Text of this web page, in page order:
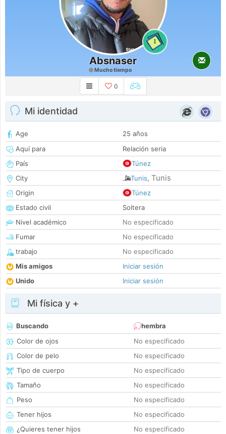
1
Absnaser
Mucho tiempo
0
Mi identidad
Age
25 años
Aquí para
Relación seria
País
Túnez
City
Tunis, Tunis
Origin
Túnez
Estado civil
Soltera
Nivel académico
No especificado
Fumar
No especificado
trabajo
No especificado
Mis amigos
Iniciar sesión
Unido
Iniciar sesión
Mi física y +
Buscando
hembra
Color de ojos
No especificado
Color de pelo
No especificado
Tipo de cuerpo
No especificado
Tamaño
No especificado
Peso
No especificado
Tener hijos
No especificado
¿Quieres tener hijos
No especificado